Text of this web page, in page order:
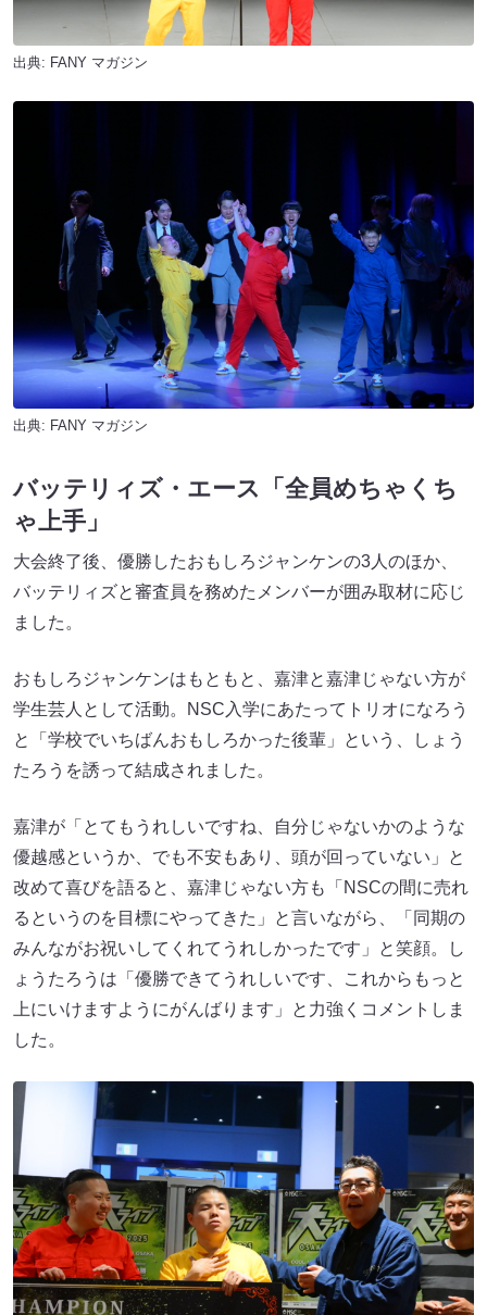
出典: FANY マガジン
出典: FANY マガジン
バッテリィズ・エース「全員めちゃくち
ゃ上手」
大会終了後、優勝したおもしろジャンケンの3人のほか、
バッテリィズと審査員を務めたメンバーが囲み取材に応じ
ました。
おもしろジャンケンはもともと、嘉津と嘉津じゃない方が
学生芸人として活動。NSC入学にあたってトリオになろう
と「学校でいちばんおもしろかった後輩」という、しょう
たろうを誘って結成されました。
嘉津が「とてもうれしいですね、自分じゃないかのような
優越感というか、でも不安もあり、頭が回っていない」と
改めて喜びを語ると、嘉津じゃない方も「NSCの間に売れ
るというのを目標にやってきた」と言いながら、「同期の
みんながお祝いしてくれてうれしかったです」と笑顔。し
ょうたろうは「優勝できてうれしいです、これからもっと
上にいけますようにがんばります」と力強くコメントしま
した。